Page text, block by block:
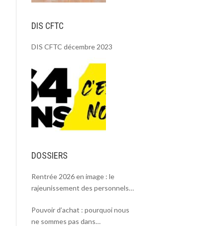
DIS CFTC
DIS CFTC décembre 2023
DOSSIERS
Rentrée 2026 en image : le
rajeunissement des personnels
Pouvoir d’achat : pourquoi nous
ne sommes pas dans